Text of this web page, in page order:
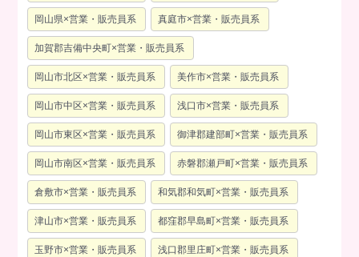
岡山県×営業・販売員系 真庭市×営業・販売員系
加賀郡吉備中央町×営業・販売員系
岡山市北区×営業・販売員系 美作市×営業・販売員系
岡山市中区×営業・販売員系 浅口市×営業・販売員系
岡山市東区×営業・販売員系 御津郡建部町×営業・販売員系
岡山市南区×営業・販売員系 赤磐郡瀬戸町×営業・販売員系
倉敷市×営業・販売員系 和気郡和気町×営業・販売員系
津山市×営業・販売員系 都窪郡早島町×営業・販売員系
玉野市×営業・販売員系 浅口郡里庄町×営業・販売員系